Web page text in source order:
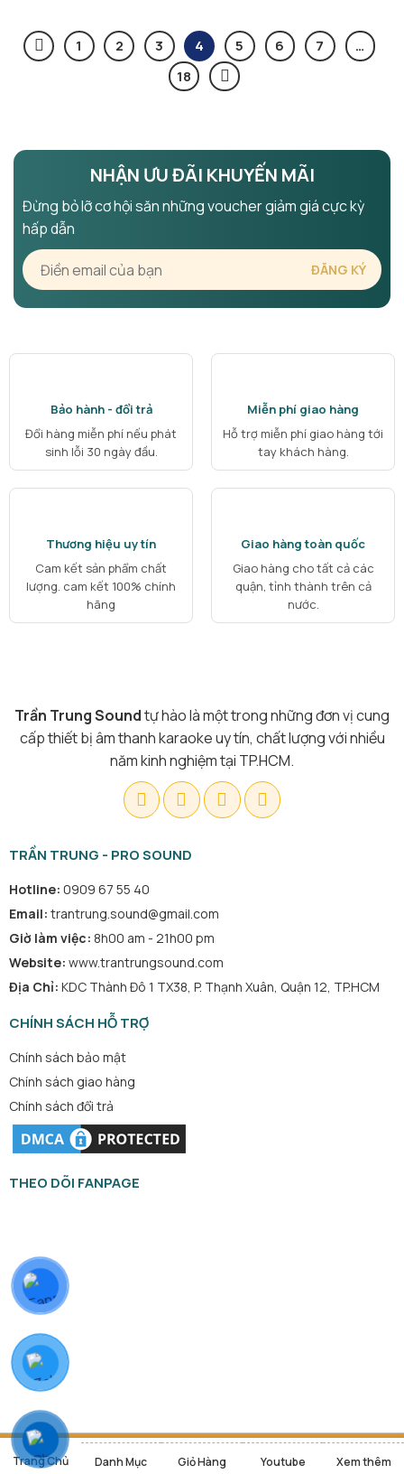
1 2 3 4 5 6 7
…
18
NHẬN ƯU ĐÃI KHUYẾN MÃI
Đừng bỏ lỡ cơ hội săn những voucher giảm giá cực kỳ
hấp dẫn
Bảo hành - đổi trả
Đổi hàng miễn phí nếu phát
sinh lỗi 30 ngày đầu.
Miễn phí giao hàng
Hỗ trợ miễn phí giao hàng tới
tay khách hàng.
Thương hiệu uy tín
Cam kết sản phẩm chất
lượng. cam kết 100% chính
hãng
Giao hàng toàn quốc
Giao hàng cho tất cả các
quận, tỉnh thành trên cả
nước.
Trần Trung Soundtự hào là một trong những đơn vị cung
cấp thiết bị âm thanh karaoke uy tín, chất lượng với nhiều
năm kinh nghiệm tại TP.HCM.
TRẦN TRUNG - PRO SOUND
Hotline: 0909 67 55 40
Email: trantrung.sound@gmail.com
Giờ làm việc: 8h00 am - 21h00 pm
Website: www.trantrungsound.com
Địa Chỉ: KDC Thành Đô 1 TX38, P. Thạnh Xuân, Quận 12, TP.HCM
CHÍNH SÁCH HỖ TRỢ
Chính sách bảo mật
Chính sách giao hàng
Chính sách đổi trả
THEO DÕI FANPAGE
Copyright 2026 © Trần Trung - Pro Sound
Trang Chủ Danh Mục Giỏ Hàng Youtube Xem thêm